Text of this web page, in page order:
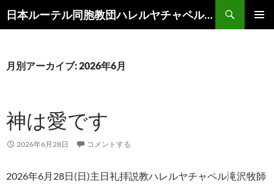
ン
ツ
キ
ッ
日本ルーテル同胞教団ハレルヤチャペル滝沢
索
月別アーカイブ: 2026年6月
神は愛です
2026年6月28日 コメントする
2026年6月28日(日)主日礼拝説教ハレルヤチャペル滝沢牧師